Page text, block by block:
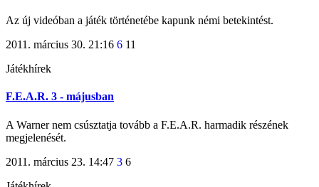
Az új videóban a játék történetébe kapunk némi betekintést.
2011. március 30. 21:16 6 11
Játékhírek
F.E.A.R. 3 - májusban
A Warner nem csúsztatja tovább a F.E.A.R. harmadik részének
megjelenését.
2011. március 23. 14:47 3 6